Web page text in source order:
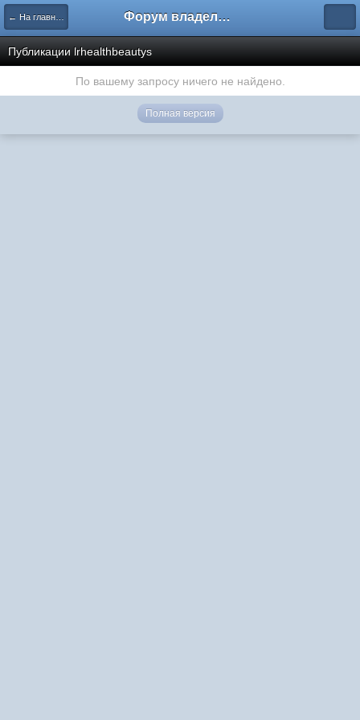
← На главную Форум владельцев интернет-магазинов
Публикации lrhealthbeautys
По вашему запросу ничего не найдено.
Полная версия